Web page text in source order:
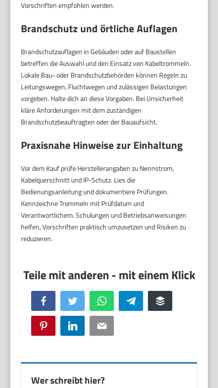
Vorschriften empfohlen werden.
Brandschutz und örtliche Auflagen
Brandschutzauflagen in Gebäuden oder auf Baustellen
betreffen die Auswahl und den Einsatz von Kabeltrommeln.
Lokale Bau- oder Brandschutzbehörden können Regeln zu
Leitungswegen, Fluchtwegen und zulässigen Belastungen
vorgeben. Halte dich an diese Vorgaben. Bei Unsicherheit
kläre Anforderungen mit dem zuständigen
Brandschutzbeauftragten oder der Bauaufsicht.
Praxisnahe Hinweise zur Einhaltung
Vor dem Kauf prüfe Herstellerangaben zu Nennstrom,
Kabelquerschnitt und IP-Schutz. Lies die
Bedienungsanleitung und dokumentiere Prüfungen.
Kennzeichne Trommeln mit Prüfdatum und
Verantwortlichem. Schulungen und Betriebsanweisungen
helfen, Vorschriften praktisch umzusetzen und Risiken zu
reduzieren.
Facebook Twitter WhatsApp Telegram Buffer
Pinterest LinkedIn Email
Wer schreibt hier?